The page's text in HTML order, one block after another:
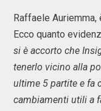
Raffaele Auriemma,
Ecco quanto
si è accorto che
tenerlo vicino alla
ultime 5 partite e fa
cambiamenti utili a